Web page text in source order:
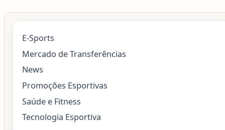
E-Sports
Mercado de Transferências
News
Promoções Esportivas
Saúde e Fitness
Tecnologia Esportiva